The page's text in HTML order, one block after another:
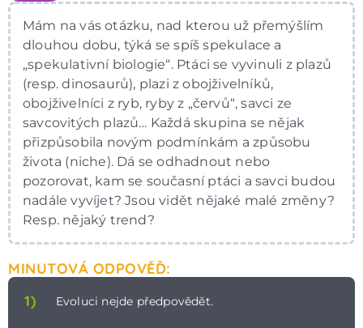
Mám na vás otázku, nad kterou už přemýšlím
dlouhou dobu, týká se spíš spekulace a
„spekulativní biologie“. Ptáci se vyvinuli z plazů
(resp. dinosaurů), plazi z obojživelníků,
obojživelníci z ryb, ryby z „červů“, savci ze
savcovitých plazů… Každá skupina se nějak
přizpůsobila novým podmínkám a způsobu
života (niche). Dá se odhadnout nebo
pozorovat, kam se současní ptáci a savci budou
nadále vyvíjet? Jsou vidět nějaké malé změny?
Resp. nějaký trend?
MINUTOVÁ ODPOVĚĎ:
1)
Evoluci nejde předpovědět.